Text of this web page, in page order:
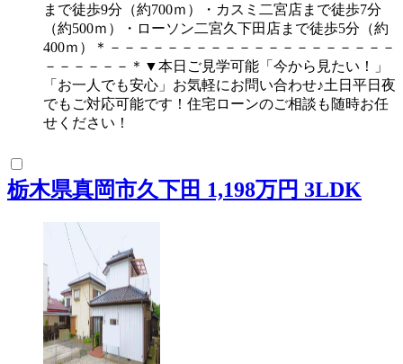
まで徒歩9分（約700ｍ）・カスミ二宮店まで徒歩7分
（約500ｍ）・ローソン二宮久下田店まで徒歩5分（約
400ｍ）＊－－－－－－－－－－－－－－－－－－－－
－－－－－－＊▼本日ご見学可能「今から見たい！」
「お一人でも安心」お気軽にお問い合わせ♪土日平日夜
でもご対応可能です！住宅ローンのご相談も随時お任
せください！
栃木県真岡市久下田 1,198万円 3LDK